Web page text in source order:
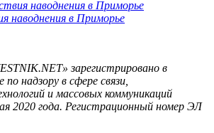
наводнения в Приморье
зарегистрировано в
надзору в сфере связи,
и массовых коммуникаций
2020 года. Регистрационный номер ЭЛ